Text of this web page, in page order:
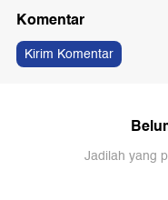
Komentar
Kirim Komentar
Jadilah yang